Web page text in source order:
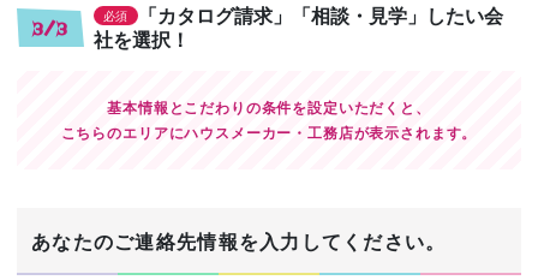
3/3
必須
「カタログ請求」「相談・見学」したい会
社を選択！
基本情報とこだわりの条件を設定いただくと、
こちらのエリアにハウスメーカー・工務店が表示されます。
あなたのご連絡先情報を入力してください。